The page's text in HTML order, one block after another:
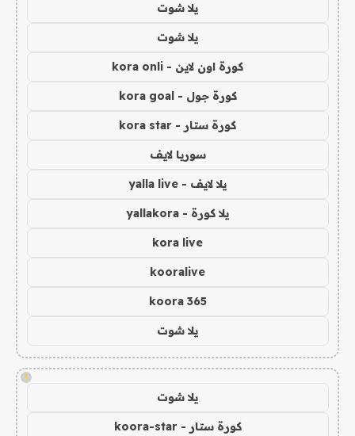
يلا شوت
يلا شوت
كورة اون لاين - kora onli
كورة جول - kora goal
كورة ستار - kora star
سوريا لايف
يلا لايف - yalla live
يلا كورة - yallakora
kora live
kooralive
koora 365
يلا شوت
!
يلا شوت
كورة ستار - koora-star